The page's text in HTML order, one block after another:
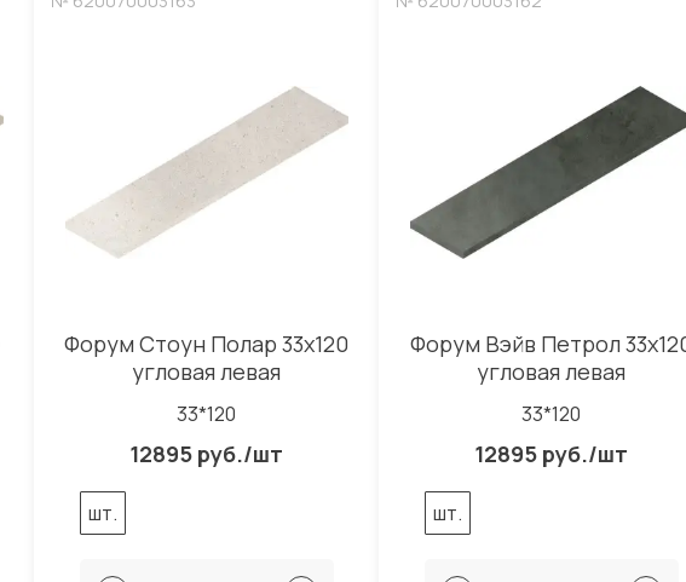
Форум Стоун Полар 33x120
угловая левая
33*120
12895 руб./шт
шт.
Форум Вэйв Петрол
угловая левая
33*120
12895 руб./шт
шт.